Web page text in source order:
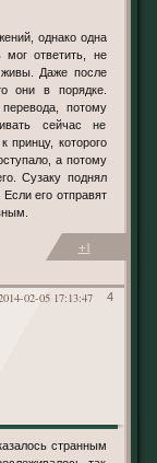
однако одна
ответить, не
Даже после
они в порядке.
потому
сейчас не
принцу, которого
а потому
Сузаку поднял
его отправят
+1
4
02-05 17:13:47